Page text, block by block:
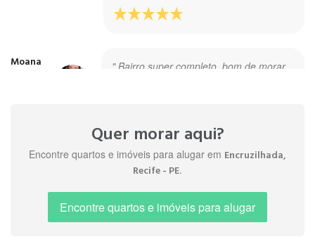
" Bairro super completo, bom de morar,
Moana
" bancos, mercados, farmácias,
universidade de medicina,
paradas de ônibus, centro de
convenções, shopping, etc. "
Quer morar aqui?
Encontre quartos e imóveis para alugar em Encruzilhada,
Recife - PE.
Encontre quartos e imóveis para alugar